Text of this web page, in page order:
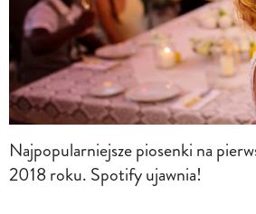
Najpopularniejsze piosenki na
2018 roku. Spotify ujawnia!